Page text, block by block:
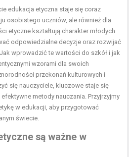
edukacja etyczna staje się coraz
osobistego uczniów, ale również dla
etyczne kształtują charakter młodych
odpowiedzialne decyzje oraz rozwijać
wprowadzić te wartości do szkół i jak
wzorami dla swoich
przekonań kulturowych i
się nauczyciele, kluczowe staje się
metody nauczania. Przyjrzyjmy
w edukacji, aby przygotować
świecie.
są ważne w